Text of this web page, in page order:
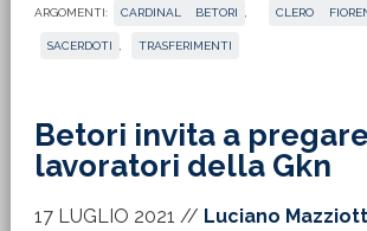
ARGOMENTI: CARDINAL BETORI CLERO
SACERDOTI TRASFERIMENTI
Betori invita a
lavoratori della Gkn
17 LUGLIO 2021 // Luciano